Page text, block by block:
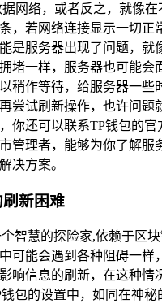
网络，或者反之，就像在
，若网络连接显示一切正
是服务器出现了问题，就
堵一样，服务器也可能会
稍作等待，给服务器一些
尝试刷新操作，也许问题
你还可以联系TP钱包的官
管理者，能够为你了解服
决方案。
新困难
智慧的探险家,依赖于区
可能会遇到各种阻碍一样
响信息的刷新，在这种情
包的设置中，如同在神秘